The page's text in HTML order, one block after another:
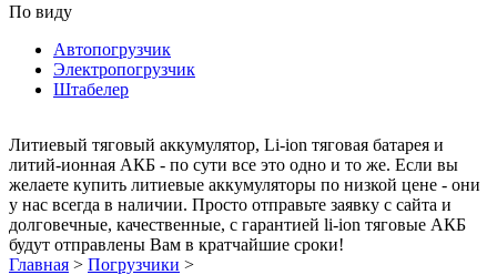
По виду
Автопогрузчик
Электропогрузчик
Штабелер
Литиевый тяговый аккумулятор, Li-ion тяговая батарея и
литий-ионная АКБ - по сути все это одно и то же. Если вы
желаете купить литиевые аккумуляторы по низкой цене - они
у нас всегда в наличии. Просто отправьте заявку с сайта и
долговечные, качественные, с гарантией li-ion тяговые АКБ
будут отправлены Вам в кратчайшие сроки!
Главная > Погрузчики >